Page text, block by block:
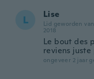
L Lise
Lid geworden van
2018
Le bout des
reviens juste
ongeveer 2 jaar